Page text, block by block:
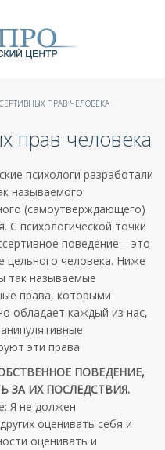
ПРАВ ЧЕЛОВЕКА
прав человека
психологи разработали
называемого
(самоутверждающего)
С психологической точки
поведение – это
цельного человека. Ниже
так называемые
права, которыми
обладает каждый из нас,
эти права.
ПОВЕДЕНИЕ,
ИХ ПОСЛЕДСТВИЯ.
Я не должен
оценивать себя и
оценивать и